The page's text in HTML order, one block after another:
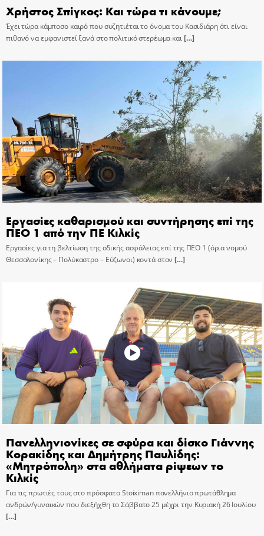
Χρήστος Σπίγκος: Και τώρα τι κάνουμε;
Έχει τώρα κάμποσο καιρό που συζητιέται το όνομα του Κασιδιάρη ότι είναι
πιθανό να εμφανιστεί ξανά στο πολιτικό στερέωμα και[…]
Εργασίες καθαρισμού και συντήρησης επί της
ΠΕΟ 1 από την ΠΕ Κιλκίς
Εργασίες για τη βελτίωση της οδικής ασφάλειας επί της ΠΕΟ 1 (όρια νομού
Θεσσαλονίκης – Πολύκαστρο – Εύζωνοι) κοντά στον […]
Πανελληνιονίκες σε σφύρα και δίσκο Γιάννης
Κορακίδης και Δημήτρης Παυλίδης:
«Μητρόπολη» στα αθλήματα ρίψεων το
Κιλκίς
Για τις πρωτιές τους στο πρόσφατο Stoiximan πανελλήνιο πρωτάθλημα
ανδρών/γυναικών που διεξήχθη το Σάββατο 25 μέχρι την Κυριακή 26 Ιουλίου
[…]